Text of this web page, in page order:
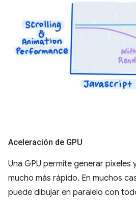
Aceleración de GPU
Una GPU permite generar píxeles
mucho más rápido. En muchos
puede dibujar en paralelo con